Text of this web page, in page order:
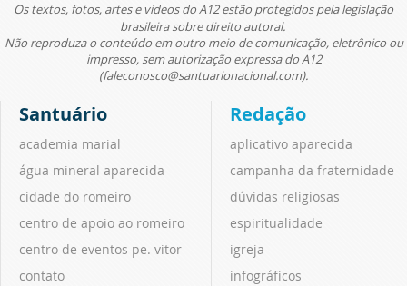
Os textos, fotos, artes e vídeos do A12 estão protegidos pela legislação
brasileira sobre direito autoral.
Não reproduza o conteúdo em outro meio de comunicação, eletrônico ou
impresso, sem autorização expressa do A12
(faleconosco@santuarionacional.com).
Santuário
academia marial
água mineral aparecida
cidade do romeiro
centro de apoio ao romeiro
centro de eventos pe. vitor
contato
Redação
aplicativo aparecida
campanha da fraternidade
dúvidas religiosas
espiritualidade
igreja
infográficos